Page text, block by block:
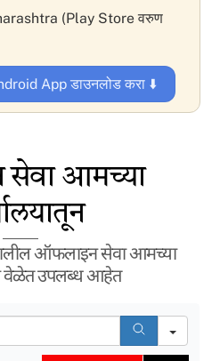
(Play Store वरुण
App डाउनलोड करा ⬇️
आमच्या
ऑफलाइन सेवा आमच्या
वेळेत उपलब्ध आहेत
e